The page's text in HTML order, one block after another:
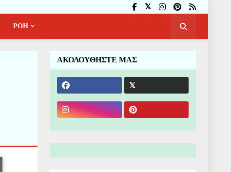
ΡΟΗ
ΑΚΟΛΟΥΘΗΣΤΕ ΜΑΣ